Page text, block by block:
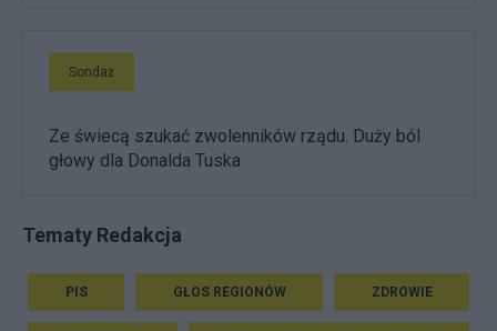
Sondaż
Ze świecą szukać zwolenników rządu. Duży ból
głowy dla Donalda Tuska
Tematy Redakcja
PIS GŁOS REGIONÓW ZDROWIE